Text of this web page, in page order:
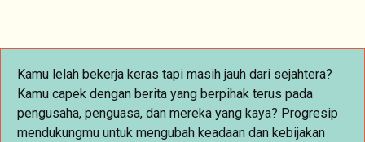
Kamu lelah bekerja keras tapi masih jauh dari sejahtera?
Kamu capek dengan berita yang berpihak terus pada
pengusaha, penguasa, dan mereka yang kaya? Progresip
mendukungmu untuk mengubah keadaan dan kebijakan